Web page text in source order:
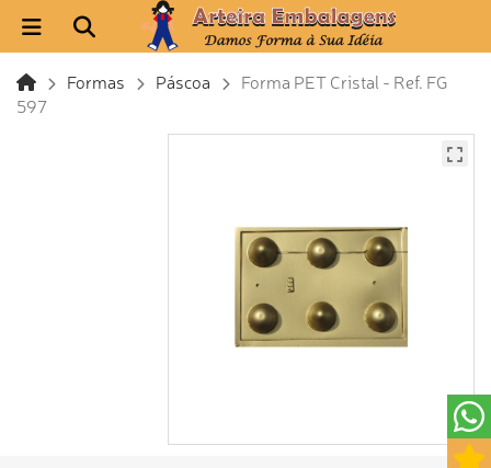
Formas Páscoa
Forma PET Cristal - Ref. FG
597